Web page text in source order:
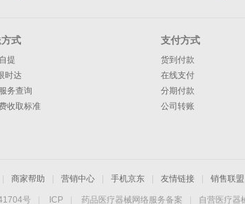
式
提
时达
务查询
收取标准
支付方式
货到付款
在线支付
分期付款
公司转账
商家帮助 营销中心 手机京东 友情链接 销售联盟
号 ICP 药品医疗器械网络服务备案 自营医疗器